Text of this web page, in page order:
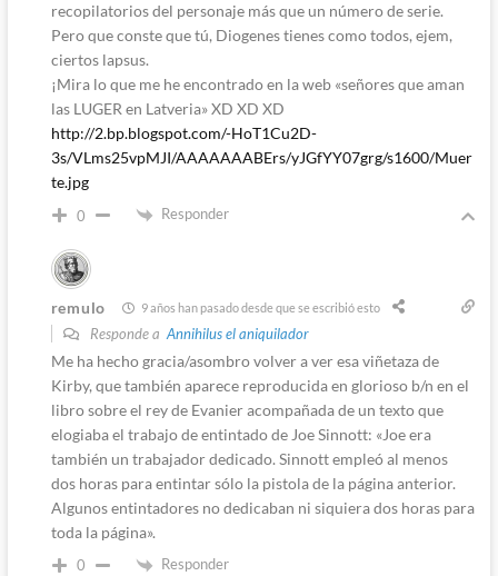
recopilatorios del personaje más que un número de serie.
Pero que conste que tú, Diogenes tienes como todos, ejem,
ciertos lapsus.
¡Mira lo que me he encontrado en la web «señores que aman
las LUGER en Latveria» XD XD XD
http://2.bp.blogspot.com/-HoT1Cu2D-
3s/VLms25vpMJI/AAAAAAABErs/yJGfYY07grg/s1600/Muer
te.jpg
0 Responder
remulo 9 años han pasado desde que se escribió esto
Responde a Annihilus el aniquilador
Me ha hecho gracia/asombro volver a ver esa viñetaza de
Kirby, que también aparece reproducida en glorioso b/n en el
libro sobre el rey de Evanier acompañada de un texto que
elogiaba el trabajo de entintado de Joe Sinnott: «Joe era
también un trabajador dedicado. Sinnott empleó al menos
dos horas para entintar sólo la pistola de la página anterior.
Algunos entintadores no dedicaban ni siquiera dos horas para
toda la página».
0 Responder